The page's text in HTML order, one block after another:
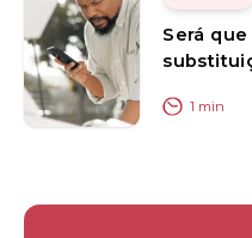
Será
1 min